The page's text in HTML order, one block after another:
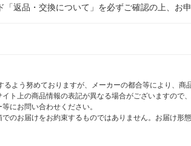
「返品・交換について」を必ずご確認の上、お申
よう努めておりますが、メーカーの都合等により、
ト上の商品情報の表記が異なる場合がございますので
にお問い合わせください。
のお届けをお約束するものではありません。お届け形